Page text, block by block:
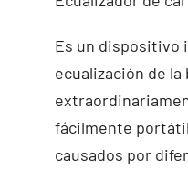
Es un dispositivo
ecualización de
fácilmente
causados por